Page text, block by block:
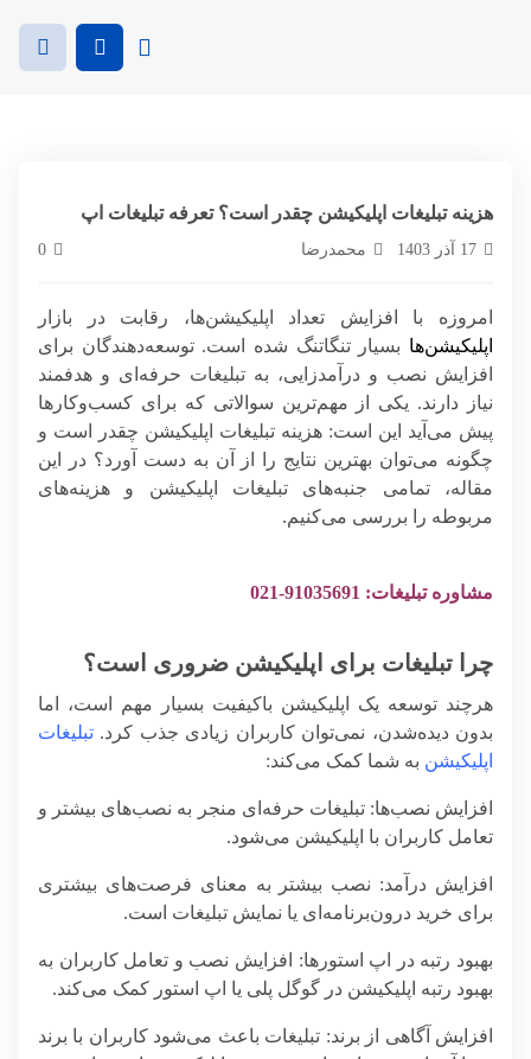
هزینه تبلیغات اپلیکیشن چقدر است؟ تعرفه تبلیغات اپ
17 آذر 1403 محمدرضا 0
امروزه با افزایش تعداد اپلیکیشن‌ها، رقابت در بازار
اپلیکیشن‌ها بسیار تنگاتنگ شده است. توسعه‌دهندگان برای
افزایش نصب و درآمدزایی، به تبلیغات حرفه‌ای و هدفمند
نیاز دارند. یکی از مهم‌ترین سوالاتی که برای کسب‌وکارها
پیش می‌آید این است: هزینه تبلیغات اپلیکیشن چقدر است و
چگونه می‌توان بهترین نتایج را از آن به دست آورد؟ در این
مقاله، تمامی جنبه‌های تبلیغات اپلیکیشن و هزینه‌های
مربوطه را بررسی می‌کنیم.
مشاوره تبلیغات: 91035691-021
چرا تبلیغات برای اپلیکیشن ضروری است؟
هرچند توسعه یک اپلیکیشن باکیفیت بسیار مهم است، اما
بدون دیده‌شدن، نمی‌توان کاربران زیادی جذب کرد. تبلیغات
اپلیکیشن به شما کمک می‌کند:
افزایش نصب‌ها: تبلیغات حرفه‌ای منجر به نصب‌های بیشتر و
تعامل کاربران با اپلیکیشن می‌شود.
افزایش درآمد: نصب بیشتر به معنای فرصت‌های بیشتری
برای خرید درون‌برنامه‌ای یا نمایش تبلیغات است.
بهبود رتبه در اپ استورها: افزایش نصب و تعامل کاربران به
بهبود رتبه اپلیکیشن در گوگل پلی یا اپ استور کمک می‌کند.
افزایش آگاهی از برند: تبلیغات باعث می‌شود کاربران با برند